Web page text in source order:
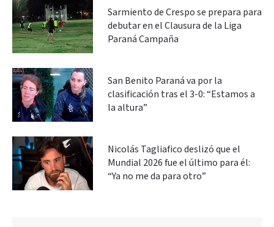
Sarmiento de Crespo se prepara para
debutar en el Clausura de la Liga
Paraná Campaña
San Benito Paraná va por la
clasificación tras el 3-0: “Estamos a
la altura”
Nicolás Tagliafico deslizó que el
Mundial 2026 fue el último para él:
“Ya no me da para otro”